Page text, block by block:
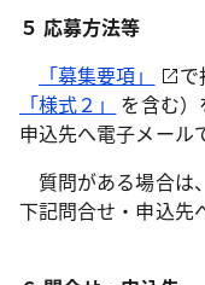
５ 応募方法等
「募集要項」
で
「様式２」
を含む）
申込先へ電子メール
質問がある場合は、
下記問合せ・申込先